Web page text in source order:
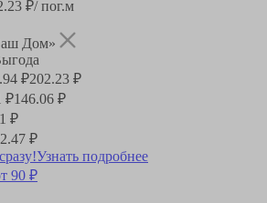
₽/ пог.м
Дом»
₽202.23 ₽
₽146.06 ₽
₽
₽
Узнать подробнее
90 ₽